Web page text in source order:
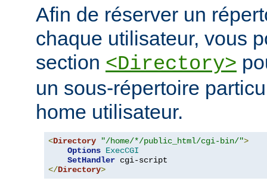
Afin de réserver un
chaque utilisateur, vous
section <Directory>
un sous-répertoire
home utilisateur.
<Directory "/home/*/public_html/cgi-bin/">
Options ExecCGI
SetHandler
</Directory>